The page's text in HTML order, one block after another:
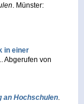
. Münster:
in einer
Abgerufen von
an Hochschulen.